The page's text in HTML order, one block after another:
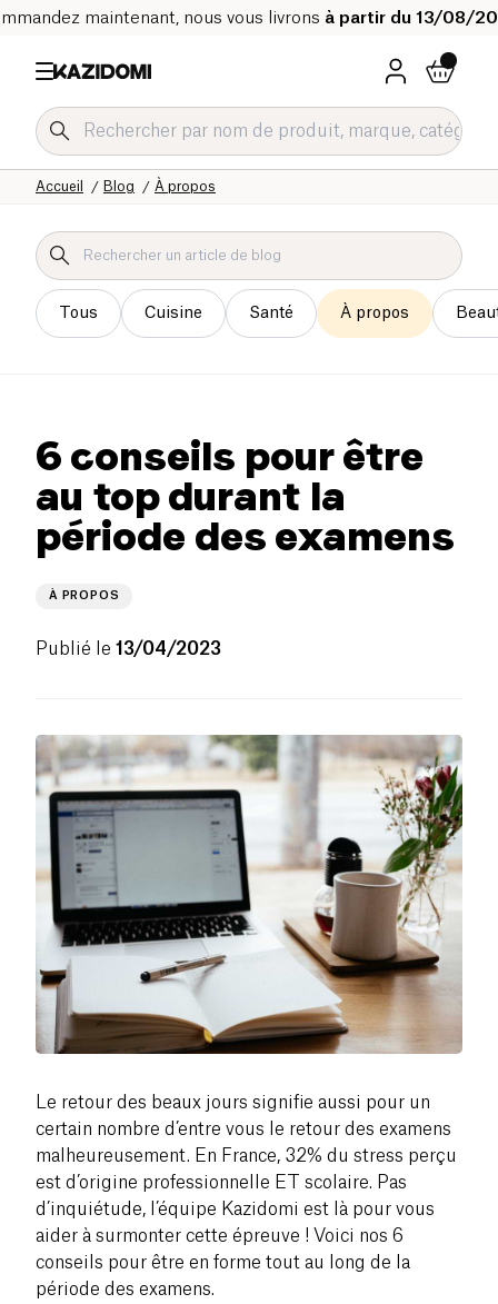
maintenant, nous vous livrons à partir du 13/08/
À propos
Blog
Accueil
Tous Cuisine Santé À propos
6 conseils pour être
au top durant la
période des examens
À PROPOS
Publié le 13/04/2023
Le retour des beaux jours signifie aussi pour un
certain nombre d’entre vous le retour des examens
malheureusement. En France, 32% du stress perçu
est d’origine professionnelle ET scolaire. Pas
d’inquiétude, l’équipe Kazidomi est là pour vous
aider à surmonter cette épreuve ! Voici nos 6
conseils pour être en forme tout au long de la
période des examens.